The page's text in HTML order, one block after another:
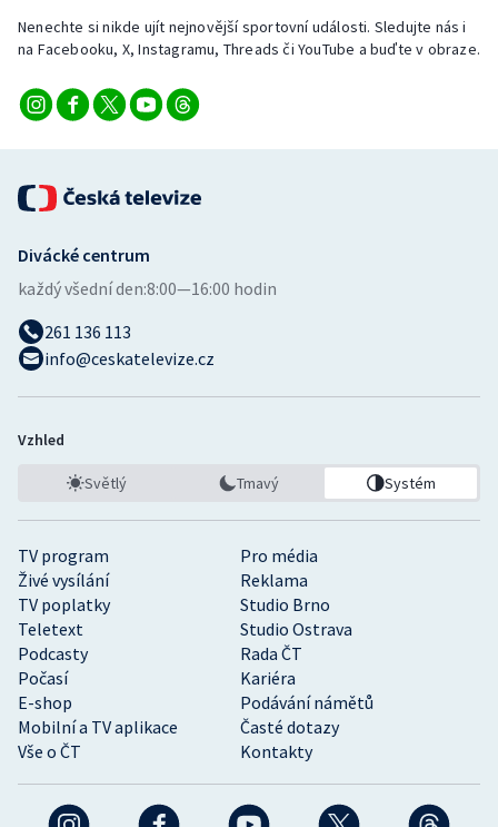
Volejbal
Ostatní
Nenechte si nikde ujít nejnovější sportovní události. Sledujte nás i
na Facebooku, X, Instagramu, Threads či YouTube a buďte v obraze.
TV program
Pro média
Živé vysílání
Reklama
TV poplatky
Studio Brno
Teletext
Studio Ostrava
Podcasty
Rada ČT
Počasí
Kariéra
E-shop
Podávání námětů
Mobilní a TV aplikace
Časté dotazy
Vše o ČT
Kontakty
Divácké centrum
každý všední den:8:00—16:00 hodin
261 136 113
info@ceskatelevize.cz
Vzhled
Světlý Tmavý Systém